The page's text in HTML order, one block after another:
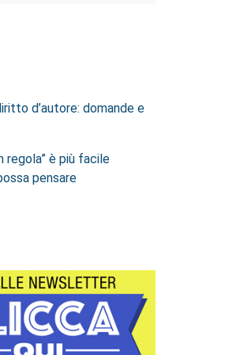
d’autore: domande e
regola” è più facile
pensare